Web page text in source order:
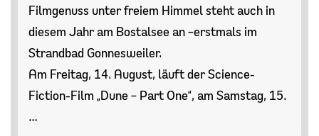
Filmgenuss unter freiem Himmel steht auch in
diesem Jahr am Bostalsee an –erstmals im
Strandbad Gonnesweiler.
Am Freitag, 14. August, läuft der Science-
Fiction-Film „Dune – Part One“, am Samstag, 15.
…